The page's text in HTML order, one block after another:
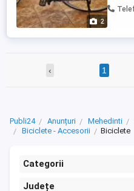
2
‹ 1
Publi24 Anunțuri Mehedinti
Biciclete - Accesorii
Biciclete
Categorii
Județe